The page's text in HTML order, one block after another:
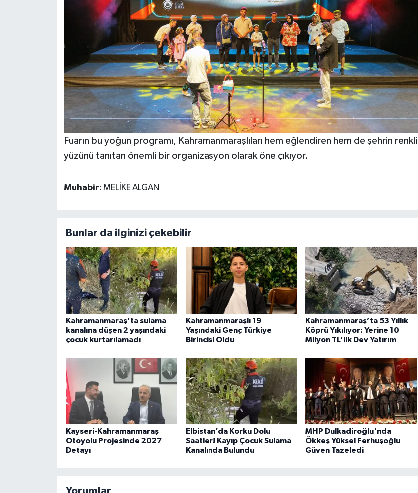
Fuarın bu yoğun programı, Kahramanmaraşlıları hem eğlendiren hem de şehrin renkli
yüzünü tanıtan önemli bir organizasyon olarak öne çıkıyor.
Muhabir: MELİKE ALGAN
Bunlar da ilginizi çekebilir
Kahramanmaraş'ta sulama
kanalına düşen 2 yaşındaki
çocuk kurtarılamadı
Kahramanmaraşlı 19
Yaşındaki Genç Türkiye
Birincisi Oldu
Kahramanmaraş’ta 53 Yıllık
Köprü Yıkılıyor: Yerine 10
Milyon TL’lik Dev Yatırım
Kayseri-Kahramanmaraş
Otoyolu Projesinde 2027
Detayı
Elbistan’da Korku Dolu
Saatler! Kayıp Çocuk Sulama
Kanalında Bulundu
MHP Dulkadiroğlu'nda
Ökkeş Yüksel Ferhuşoğlu
Güven Tazeledi
Yorumlar